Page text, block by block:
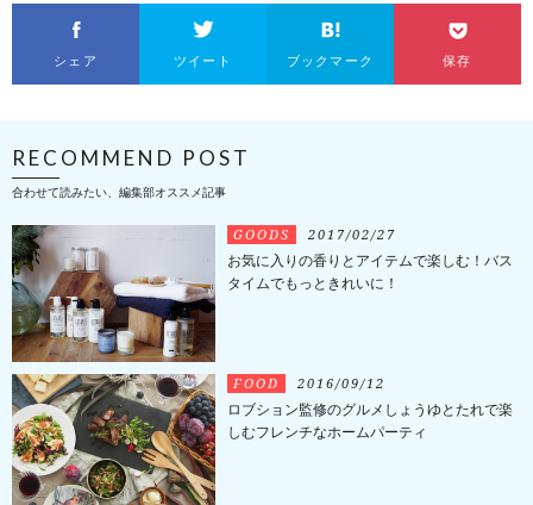
シェア ツイート ブックマーク 保存
RECOMMEND POST
合わせて読みたい、編集部オススメ記事
GOODS 2017/02/27
お気に入りの香りとアイテムで楽しむ！バス
タイムでもっときれいに！
FOOD 2016/09/12
ロブション監修のグルメしょうゆとたれで楽
しむフレンチなホームパーティ